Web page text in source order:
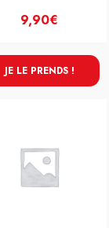
9,90€
JE LE PRENDS !